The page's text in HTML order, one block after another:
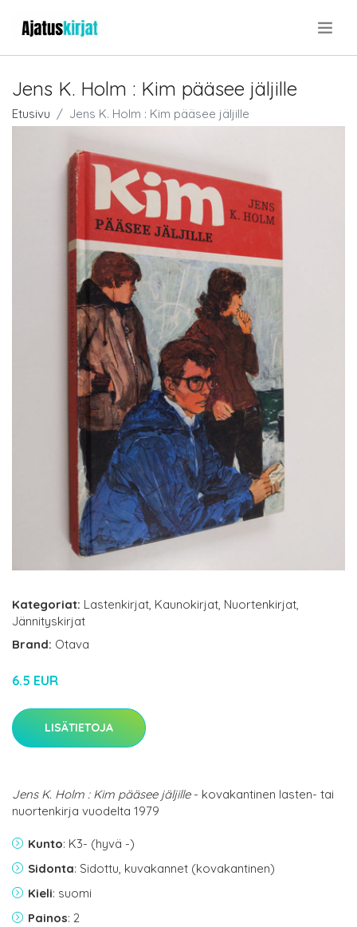
Jens K. Holm : Kim pääsee jäljille
Etusivu Jens K. Holm : Kim pääsee jäljille
Kategoriat: Lastenkirjat, Kaunokirjat, Nuortenkirjat,
Jännityskirjat
Brand: Otava
6.5 EUR
LISÄTIETOJA
Jens K. Holm : Kim pääsee jäljille- kovakantinen lasten- tai
nuortenkirja vuodelta 1979
Kunto: K3- (hyvä -)
Sidonta: Sidottu, kuvakannet (kovakantinen)
Kieli: suomi
Painos: 2